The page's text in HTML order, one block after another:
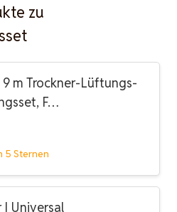
zu
9 m Trockner-Lüftungs-
F…
5 Sternen
I Universal